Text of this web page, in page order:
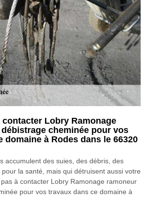
contacter Lobry Ramonage
cheminée pour vos
domaine à Rodes dans le 66320
accumulent des suies, des débris, des
la santé, mais qui détruisent aussi votre
pas à contacter Lobry Ramonage ramoneur
pour vos travaux dans ce domaine à